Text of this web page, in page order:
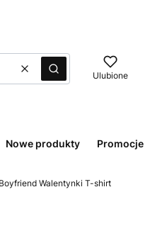
WyczyśćSzukaj Ulubione
Nowe produkty Promocje
Walentynki T-shirt